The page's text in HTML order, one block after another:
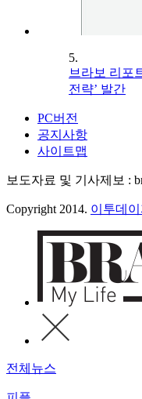
5.
브라보 리포
전략’ 발간
PC버전
공지사항
사이트맵
보도자료 및 기사제보 :
Copyright 2014. 이투데이
전체뉴스